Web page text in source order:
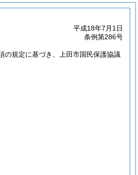
平成18年7月1日
条例第286号
の規定に基づき、上田市国民保護協議